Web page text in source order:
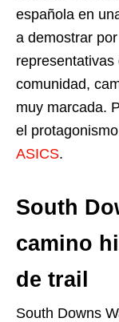
española en
a demostrar
comunidad,
muy marcada.
el
ASICS.
South
camino
de trail
South Downs